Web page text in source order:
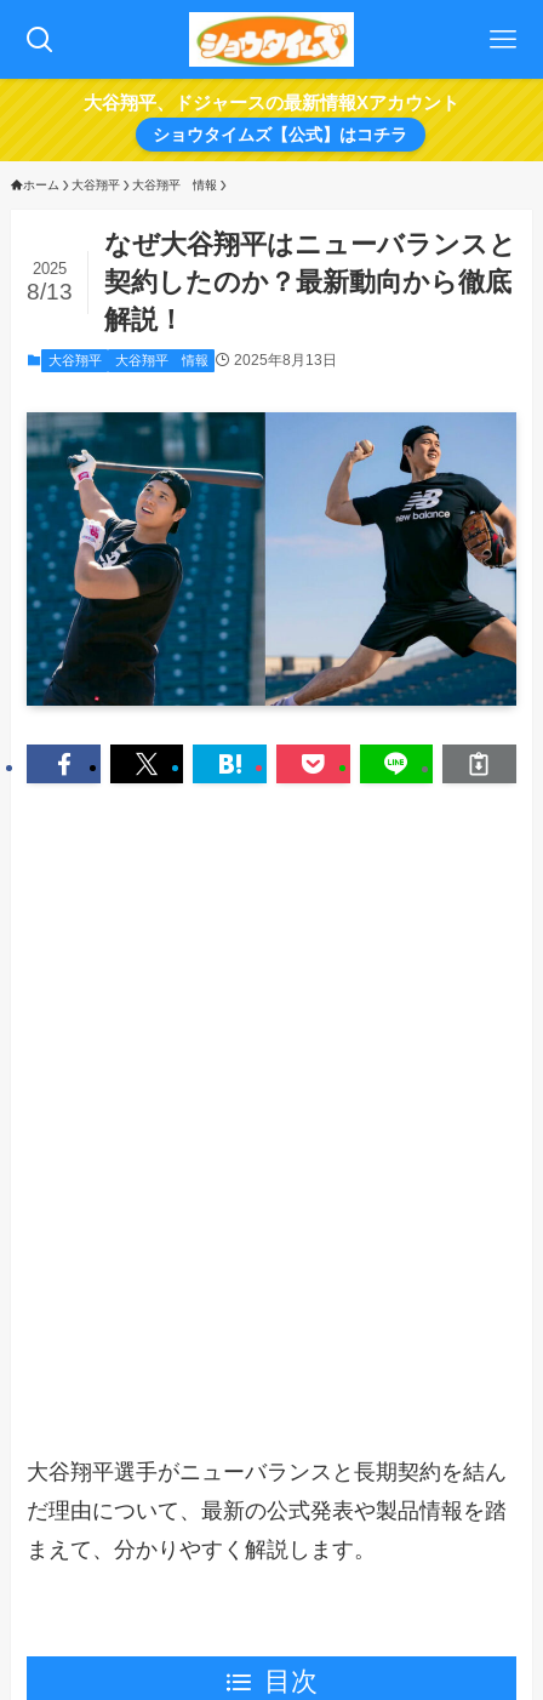
大谷翔平、ドジャースの最新情報Xアカウント
ショウタイムズ【公式】はコチラ
ホーム 大谷翔平 大谷翔平 情報
なぜ大谷翔平はニューバランスと
契約したのか？最新動向から徹底
解説！
2025
8/13
大谷翔平 大谷翔平 情報 2025年8月13日
大谷翔平選手がニューバランスと長期契約を結ん
だ理由について、最新の公式発表や製品情報を踏
まえて、分かりやすく解説します。
目次